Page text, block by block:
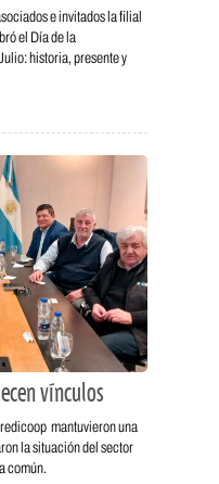
e invitados la filial
el Día de la
historia, presente y
vínculos
mantuvieron una
la situación del sector
común.